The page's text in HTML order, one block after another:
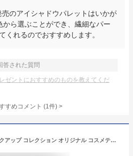
のアイシャドウパレットはいかが
ら選ぶことができ、繊細なパー
くれるのでおすすめします。
答された質問
ゼントにおすすめのものを教えてくだ
すめコメント (1件) >
エスティローダー メークアップ コレクション オリジナル コスメティック バッグ：【ヤマト便対応】 コスメ 美容 夏 秋